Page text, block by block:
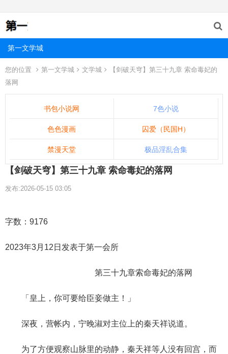
第一文学城
您的位置 第一文学城 文学城
【剑破天穹】第三十九章 索命毒妃的
落网
书包小说网 7色小说
色色漫画 囚爱（民国H）
禁漫天堂 极品淫乱合集
【剑破天穹】第三十九章 索命毒妃的落网
发布:2026-05-15 03:05
字数：9176
2023年3月12日发表于第一会所
第三十九章索命毒妃的落网
「皇上，你可要给臣妾做主！」
深夜，营帐内，宁晚淑对主位上的秦天祥说道。
为了方便观察山脉里的动静，秦天祥等人没有回宫，而